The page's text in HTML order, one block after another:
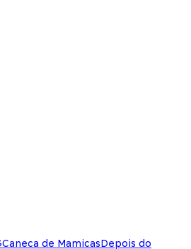
Caneca de MamicasDepois do